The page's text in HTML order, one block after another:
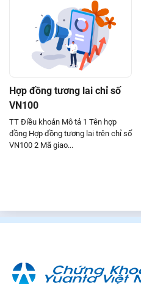
Hợp đồng tương lai chỉ số
VN100
TT Điều khoản Mô tả 1 Tên hợp
đồng Hợp đồng tương lai trên chỉ số
VN100 2 Mã giao...